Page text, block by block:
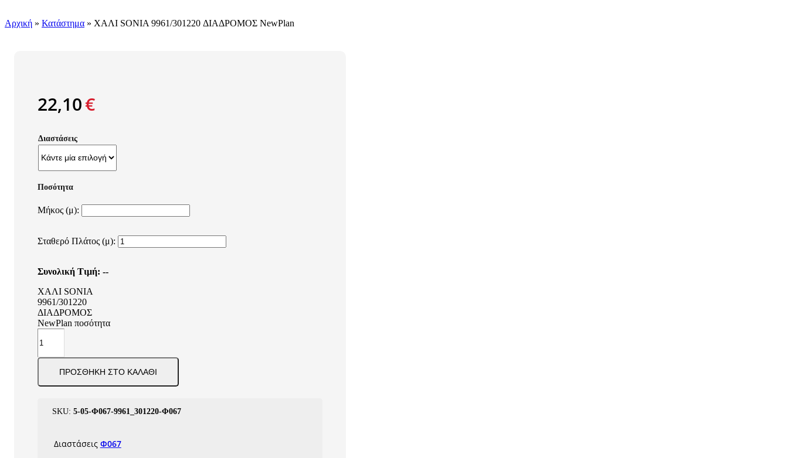
Αρχική » Κατάστημα » ΧΑΛΙ SONIA 9961/301220 ΔΙΑΔΡΟΜΟΣ NewPlan
22,10€
Διαστάσεις
Μήκος (μ):
Σταθερό Πλάτος (μ):
Συνολική Τιμή: --
ΧΑΛΙ SONIA
9961/301220
ΔΙΑΔΡΟΜΟΣ
NewPlan ποσότητα
ΠΡΟΣΘΉΚΗ ΣΤΟ ΚΑΛΆΘΙ
SKU: 5-05-Φ067-9961_301220-Φ067
Διαστάσεις Φ067